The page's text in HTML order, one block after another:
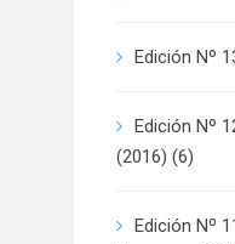
Edición Nº
Edición Nº
(2016) (6)
Edición Nº